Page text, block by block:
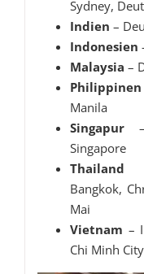
Sydney,
Indien –
Indonesien
Malaysia –
Philippinen
Manila
Singapur –
Singapore
Thailand
Bangkok,
Mai
Vietnam –
Chi Minh City